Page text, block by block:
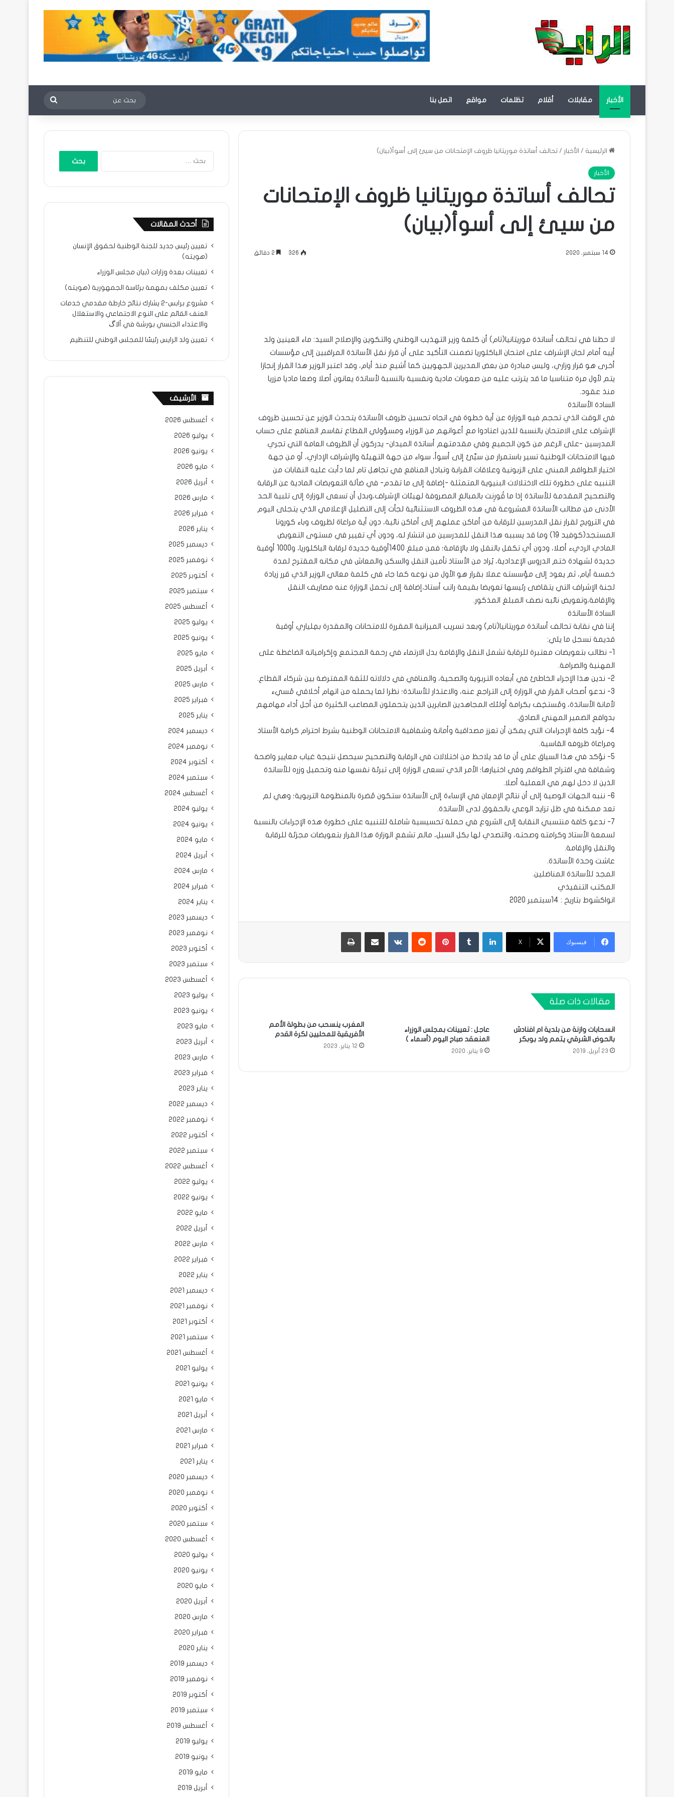
الأخبار مقابلات أقلام تظلمات مواقع اتصل بنا بحث
عن
الرئيسية / الأخبار / تحالف أساتذة موريتانيا ظروف الإمتحانات من سيئ إلى أسوأ(بيان)
الأخبار
تحالف أساتذة موريتانيا ظروف الإمتحانات
من سيئ إلى أسوأ(بيان)
14 سبتمبر، 2020 326
لا حظنا في تحالف أساتذة موريتانيا(تام) أن كلمة وزير التهذيب الوطني والتكوين والإصلاح السيد: ماء العينين ولد
أييه أمام لجان الإشراف على امتحان الباكلوريا تضمنت التأكيد على أن قرار نقل الأساتذة المراقبين إلى مؤسسات
أخرى هو قرار وزاري، وليس مبادرة من بعض المديرين الجهويين كما أشيع منذ أيام، وقد اعتبر الوزير هذا القرار إنجازا
يتم لأول مرة متناسيا ما قد يترتب عليه من صعوبات مادية ونفسية بالنسبة لأساتذة يعانون أصلا وضعا ماديا مزريا
منذ عقود.
السادة الأساتذة
في الوقت الذي تحجم فيه الوزارة عن أية خطوة في اتجاه تحسين ظروف الأساتذة يتحدث الوزير عن تحسين ظروف
الإشراف على الامتحان بالنسبة للذين اعتادوا مع أعوانهم من الوزراء ومسؤولي القطاع تقاسم المنافع على حساب
المدرسين -على الرغم من كون الجميع وفي مقدمتهم أساتذة الميدان- يدركون أن الظروف العامة التي تجري
فيها الامتحانات الوطنية تسير باستمرار من سيِّئ إلى أسوأ، سواء من جهة التهيئة والإشراف الإداري، أو من جهة
اختيار الطواقم المبني على الزبونية وعلاقات القرابة وتبادل المنافع في تجاهل تام لما دأبت عليه النقابات من
التنبيه على خطورة تلك الاختلالات البنيوية المتمثلة -إضافة إلى ما تقدم- في ضآلة التعويضات المادية عن الرقابة
والتصحيح المقدمة للأساتذة إذا ما قُورِنت بالمبالغ المصروفة لهيئات الإشراف،وبدل أن تسعى الوزارة إلى تلبية الحد
الأدنى من مطالب الأساتذة المشروعة في هذه الظروف الاستثنائية لجأت إلى التضليل الإعلامي الذي يتجلى اليوم
في الترويج لقرار نقل المدرسين للرقابة من أماكن عملهم إلى أماكن نائية، دون أية مراعاة لظروف وباء كورونا
المستجد(كوفيد 19) وما قد يسببه هذا النقل للمدرسين من انتشار له، ودون أي تغيير في مستوى التعويض
المادي الرديء أصلا، ودون أي تكفل بالنقل ولا بالإقامة؛ فمن مبلغ 1400أوقية جديدة لرقابة الباكلوريا، و1000 أوقية
جديدة لشهادة ختم الدروس الإعدادية، يُراد من الأستاذ تأمين النقل والسكن والمعاش في مكانه المقترح لمدة
خمسة أيام، ثم يعود إلى مؤسسته عملا بقرار هو الأول من نوعه كما جاء في كلمة معالي الوزير الذي قرر زيادة
لجنة الإشراف التي يتقاضى رئيسها تعويضا بقيمة راتب أستاذ،إضافة إلى تحمل الوزارة عنه مصاريف النقل
والإقامة،وتعويض نائبه نصف المبلغ المذكور.
السادة الأساتذة
إننا في نقابة تحالف أساتذة موريتانيا(تام) وبعد تسريب الميزانية المقررة للامتحانات والمقدرة بمِلياري أوقية
قديمة نسجل ما يلي:
1- نطالب بتعويضات معتبرة للرقابة تشمل النقل والإقامة بدل الارتماء في رحمة المجتمع وإكرامياته الضاغطة على
المهنية والصرامة.
2- ندين هذا الإجراء الخاطئ في أبعاده التربوية والصحية، والمنافي في دلالاته للثقة المفترضة بين شركاء القطاع.
3- ندعو أصحاب القرار في الوزارة إلى التراجع عنه، والاعتذار للأساتذة؛ نظرا لما يحمله من اتهام أخلاقي مُسيء
لأمانة الأساتذة، ومُستخِف بكرامة أولئك المجاهدين الصابرين الذين يتحملون المصاعب الكثيرة من أجل أداء مهامهم
بدوافع الضمير المهني الصادق.
4- نؤيد كافة الإجراءات التي يمكن أن تعزز مصداقية وأمانة وشفافية الامتحانات الوطنية بشرط احترام كرامة الأستاذ
ومراعاة ظروفه القاسية.
5- نؤكد في هذا السياق على أن ما قد يلاحظ من اختلالات في الرقابة والتصحيح سيحصل نتيجة غياب معايير واضحة
وشفافة في اقتراح الطواقم وفي اختيارها؛ الأمر الذي تسعى الوزارة إلى تبرئة نفسها منه وتحميل وزره للأساتذة
الذين لا دخل لهم في العملية أصلا.
6- ننبه الجهات الوصية إلى أن نتائج الإمعان في الإساءة إلى الأساتذة ستكون مُضرة بالمنظومة التربوية؛ وهي لم
تعد ممكنة في ظل تزايد الوعي بالحقوق لدى الأساتذة.
7- ندعو كافة منتسبي النقابة إلى الشروع في حملة تحسيسية شاملة للتنبيه على خطورة هذه الإجراءات بالنسبة
لسمعة الأستاذ وكرامته وصحته، والتصدي لها بكل السبل، مالم تشفع الوزارة هذا القرار بتعويضات مجزئة للرقابة
والنقل والإقامة.
عاشت وحدة الأساتذة.
المجد للأساتذة المناضلين.
المكتب التنفيذي
انواكشوط بتاريخ : 14سبتمبر 2020
فيسبوك X
لينكدإن بينتيريست مشاركة عبر البريد طباعة
مقالات ذات صلة
انسحابات وازنة من بلدية ام افنادش
بالحوض الشرقي يتمم ولد بوبكر
23 أبريل، 2019
عاجل : تعيينات بمجلس الوزراء
المنعقد صباح اليوم (أسماء )
9 يناير، 2020
المغرب ينسحب من بطولة الأمم
الأفريقية للمحليين لكرة القدم
12 يناير، 2023
أحدث المقالات
تعيين رئيس جديد للجنة الوطنية لحقوق الإنسان
(هويته)
تعيينات بعدة وزارات (بيان مجلس الوزراء
تعيين مكلف بمهمة برئاسة الجمهورية (هويته)
مشروع برابس-2 يشارك نتائح خارطة مقدمي خدمات
العنف القائم على النوع الاجتماعي والاستغلال
والاعتداء الجنسي بورشة في ألاگ
تعيين ولد الرايس رئيسًا للمجلس الوطني للتنظيم
الأرشيف
أغسطس 2026
يوليو 2026
يونيو 2026
مايو 2026
أبريل 2026
مارس 2026
فبراير 2026
يناير 2026
ديسمبر 2025
نوفمبر 2025
أكتوبر 2025
سبتمبر 2025
أغسطس 2025
يوليو 2025
يونيو 2025
مايو 2025
أبريل 2025
مارس 2025
فبراير 2025
يناير 2025
ديسمبر 2024
نوفمبر 2024
أكتوبر 2024
سبتمبر 2024
أغسطس 2024
يوليو 2024
يونيو 2024
مايو 2024
أبريل 2024
مارس 2024
فبراير 2024
يناير 2024
ديسمبر 2023
نوفمبر 2023
أكتوبر 2023
سبتمبر 2023
أغسطس 2023
يوليو 2023
يونيو 2023
مايو 2023
أبريل 2023
مارس 2023
فبراير 2023
يناير 2023
ديسمبر 2022
نوفمبر 2022
أكتوبر 2022
سبتمبر 2022
أغسطس 2022
يوليو 2022
يونيو 2022
مايو 2022
أبريل 2022
مارس 2022
فبراير 2022
يناير 2022
ديسمبر 2021
نوفمبر 2021
أكتوبر 2021
سبتمبر 2021
أغسطس 2021
يوليو 2021
يونيو 2021
مايو 2021
أبريل 2021
مارس 2021
فبراير 2021
يناير 2021
ديسمبر 2020
نوفمبر 2020
أكتوبر 2020
سبتمبر 2020
أغسطس 2020
يوليو 2020
يونيو 2020
مايو 2020
أبريل 2020
مارس 2020
فبراير 2020
يناير 2020
ديسمبر 2019
نوفمبر 2019
أكتوبر 2019
سبتمبر 2019
أغسطس 2019
يوليو 2019
يونيو 2019
مايو 2019
أبريل 2019